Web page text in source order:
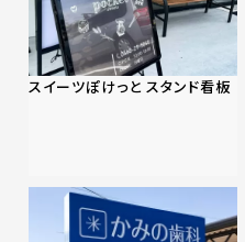
スイーツぽけっと スタンド看板